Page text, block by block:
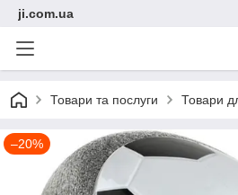
ji.com.ua
Товари та послуги Товари
–20%